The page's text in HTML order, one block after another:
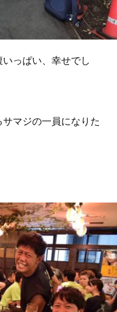
っぱい、幸せでし
マジの一員になりた